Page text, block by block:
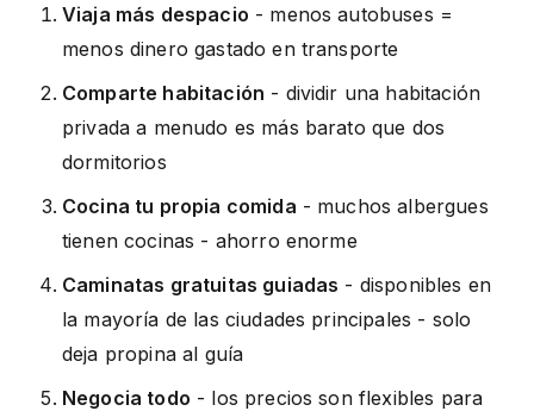
Viaja más despacio - menos autobuses =
menos dinero gastado en transporte
Comparte habitación - dividir una habitación
privada a menudo es más barato que dos
dormitorios
Cocina tu propia comida - muchos albergues
tienen cocinas - ahorro enorme
Caminatas gratuitas guiadas - disponibles en
la mayoría de las ciudades principales - solo
deja propina al guía
Negocia todo - los precios son flexibles para